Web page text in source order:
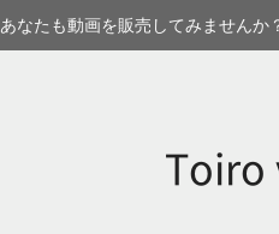
あなたも動画を販売してみませんか
Toiro